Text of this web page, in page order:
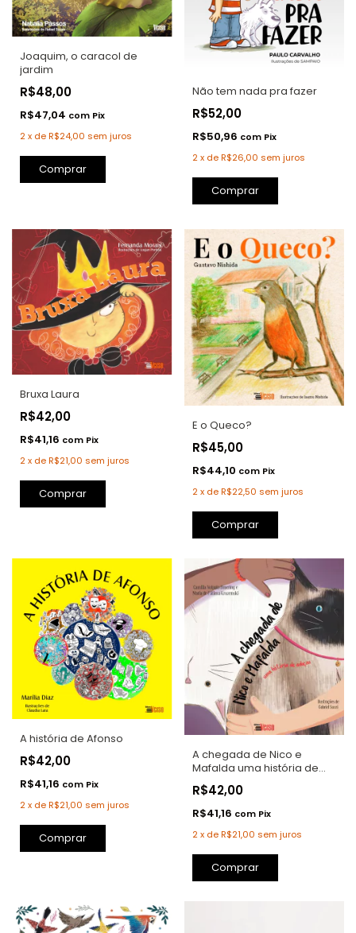
Joaquim, o caracol de
jardim
R$48,00
R$47,04 com Pix
2x deR$24,00 sem juros
Comprar
Não tem nada pra fazer
R$52,00
R$50,96 com Pix
2 x deR$26,00 sem juros
Bruxa Laura
R$42,00
R$41,16 com Pix
2x deR$21,00 sem juros
E o Queco?
R$45,00
R$44,10 com Pix
2 x deR$22,50 sem juros
Comprar
A história de Afonso
R$42,00
R$41,16 com Pix
2x deR$21,00 sem juros
Comprar
A chegada de Nico e
Mafalda uma história de
adoção
R$42,00
R$41,16 com Pix
2 x deR$21,00 sem juros
Comprar